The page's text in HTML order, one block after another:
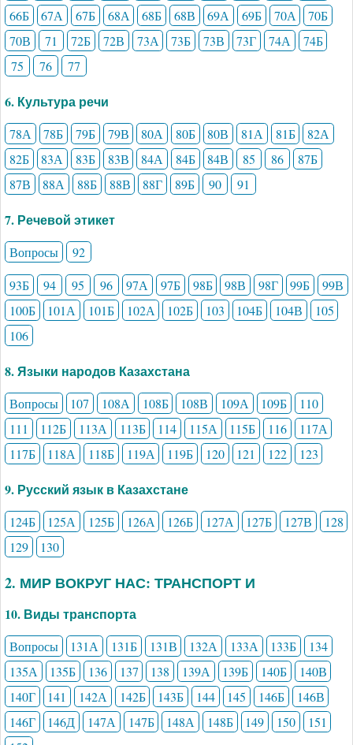
66Б
67А 67Б 68А 68Б 68В 69А 69Б 70А
70Б
70В
71 72Б 72В 73А 73Б 73В 73Г 74А
74Б
75
76 77
6. Культура речи
78А 78Б 79Б 79В 80А 80Б 80В 81А 81Б
82А
82Б
83А 83Б 83В 84А 84Б 84В 85 86
87Б
87В
88А 88Б 88В 88Г 89Б 90 91
7. Речевой этикет
Вопросы
92
93Б
94 95 96 97А 97Б 98Б 98В 98Г 99Б
99В
100Б
101А 101Б 102А 102Б 103 104Б 104В
105
106
8. Языки народов Казахстана
Вопросы 107 108А 108Б 108В 109А 109Б
110
111
112Б 113А 113Б 114 115А 115Б 116
117А
117Б
118А 118Б 119А 119Б 120 121 122 123
9. Русский язык в Казахстане
124Б 125А 125Б 126А 126Б 127А 127Б 127В
128
129
130
2. МИР ВОКРУГ НАС: ТРАНСПОРТ И
10. Виды транспорта
Вопросы 131А 131Б 131В 132А 133А 133Б
134
135А
135Б 136 137 138 139А 139Б 140Б
140В
140Г
141 142А 142Б 143Б 144 145 146Б
146В
146Г
146Д 147А 147Б 148А 148Б 149 150
151